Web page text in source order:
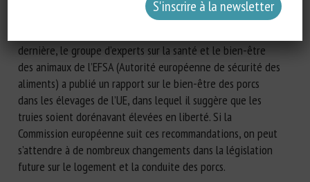
les nouvelles installations et, dans plusieurs pays, les
dernière, le groupe d’experts sur la santé et le bien-être
des animaux de l’EFSA (Autorité européenne de sécurité des
aliments) a publié un rapport sur le bien-être des porcs
dans les élevages de l’UE, dans lequel il suggère que les
truies soient dorénavant élevées en liberté. Si la
Commission européenne suit ces recommandations, on peut
s’attendre à de nombreux changements dans la législation
future sur le logement et la conduite des porcs.